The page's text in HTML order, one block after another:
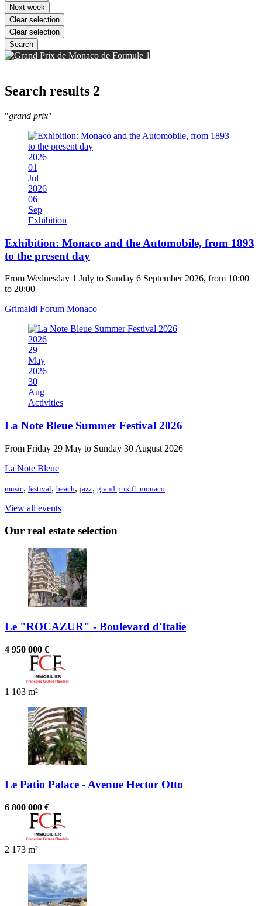
Next week
Clear selection
Clear selection
Search
Search results 2
"grand prix"
2026
01
Jul
2026
06
Sep
Exhibition
Exhibition: Monaco and the Automobile, from 1893
to the present day
From Wednesday 1 July to Sunday 6 September 2026, from 10:00
to 20:00
Grimaldi Forum Monaco
2026
29
May
2026
30
Aug
Activities
La Note Bleue Summer Festival 2026
From Friday 29 May to Sunday 30 August 2026
La Note Bleue
music, festival, beach, jazz, grand prix f1 monaco
View all events
Our real estate selection
Le "ROCAZUR" - Boulevard d'Italie
4 950 000 €
1 103 m²
Le Patio Palace - Avenue Hector Otto
6 800 000 €
2 173 m²